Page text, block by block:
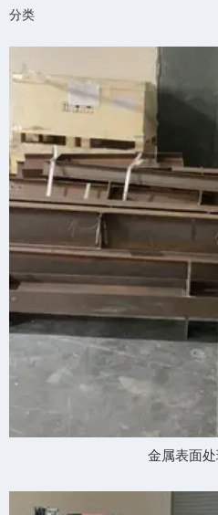
添加微信·专属服务
分类
金属表面